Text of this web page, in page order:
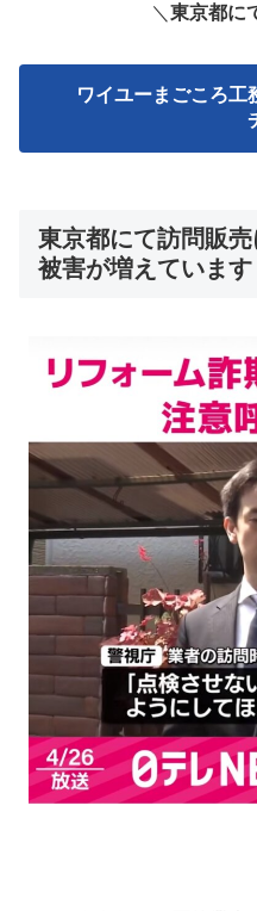
＼ 東京都に
ワイユーまごころ工
東京都にて訪問販
被害が増えています